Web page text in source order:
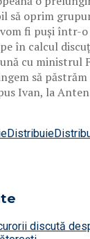
să oprim
fi puşi într-
în calcul
cu ministrul
să
Ivan, la
Distribuie